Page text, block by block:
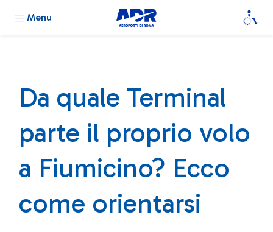
Menu
Da quale Terminal
parte il proprio volo
a Fiumicino? Ecco
come orientarsi